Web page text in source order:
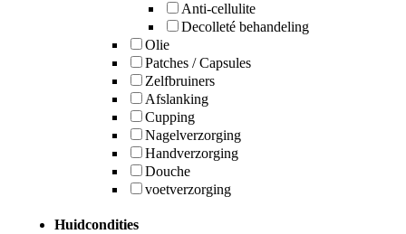
Anti-cellulite
Decolleté behandeling
Olie
Patches / Capsules
Zelfbruiners
Afslanking
Cupping
Nagelverzorging
Handverzorging
Douche
voetverzorging
Huidcondities